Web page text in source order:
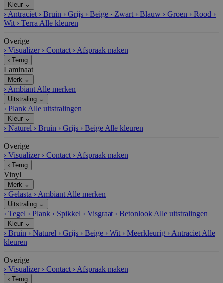
Kleur ⌄
› Antraciet › Bruin › Grijs › Beige › Zwart › Blauw › Groen › Rood ›
Wit › Terra Alle kleuren
Overige
› Visualizer › Contact › Afspraak maken
‹ Terug
Laminaat
Merk ⌄
› Ambiant Alle merken
Uitstraling ⌄
› Plank Alle uitstralingen
Kleur ⌄
› Naturel › Bruin › Grijs › Beige Alle kleuren
Overige
› Visualizer › Contact › Afspraak maken
‹ Terug
Vinyl
Merk ⌄
› Gelasta › Ambiant Alle merken
Uitstraling ⌄
› Tegel › Plank › Spikkel › Visgraat › Betonlook Alle uitstralingen
Kleur ⌄
› Bruin › Naturel › Grijs › Beige › Wit › Meerkleurig › Antraciet Alle
kleuren
Overige
› Visualizer › Contact › Afspraak maken
‹ Terug